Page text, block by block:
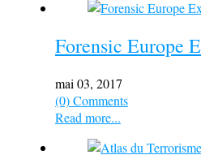
Forensic Europe
mai 03, 2017
(0) Comments
Read more...